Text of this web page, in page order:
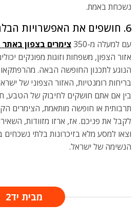
נשכחת באמת.
6. חושפים את האפשרויות הבלתי מוגבלות
עם למעלה מ-350 צימרים בצפון
אזור הצפון, משפחות וזוגות מפונקים
הנוגע לתכנון החופשה הבאה.
בריחות רומנטיות, האזור הצפוני של
בין אם אתם חושקים לחיבוק של הטבע,
תרבותית או חופשה מותאמת, הצימרים
לקבל את פניכם. אז, ארזו מזוודות,
וצאו למסע מלא בזיכרונות בלתי נשכחים
הנשימה של ישראל.
מבית יד2